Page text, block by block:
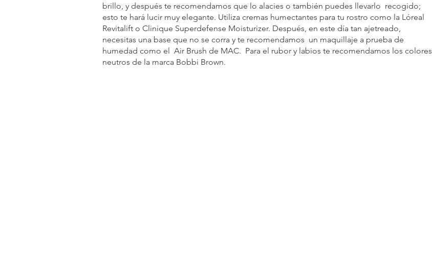
brillo, y después te recomendamos que lo alacies o también puedes llevarlo  recogido;
esto te hará lucir muy elegante. Utiliza cremas humectantes para tu rostro como la Lóreal
Revitalift o Clinique Superdefense Moisturizer. Después, en este día tan ajetreado,
necesitas una base que no se corra y te recomendamos  un maquillaje a prueba de
humedad como el  Air Brush de MAC.  Para el rubor y labios te recomendamos los colores
neutros de la marca Bobbi Brown.